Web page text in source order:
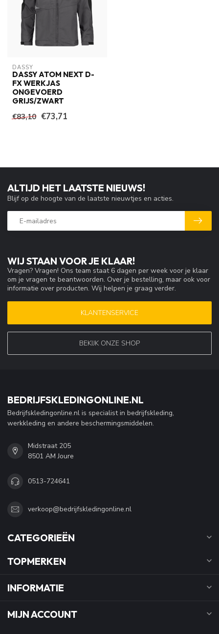
DASSY
DASSY ATOM NEXT D-
FX WERKJAS
ONGEVOERD
GRIJS/ZWART
€83,10 €73,71
WIJ STAAN VOOR JE KLAAR!
Vragen? Vragen! Ons team staat 6 dagen per week voor je klaar
om je vragen te beantwoorden. Over je bestelling, maar ook voor
informatie over producten. Wij helpen je graag verder.
KLANTENSERVICE
BEKIJK ONZE SHOP
ALTIJD HET LAATSTE NIEUWS!
Blijf op de hoogte van de laatste nieuwtjes en acties.
BEDRIJFSKLEDINGONLINE.NL
Bedrijfskledingonline.nl is specialist in bedrijfskleding,
werkkleding en andere beschermingsmiddelen.
Midstraat 205
8501 AM Joure
0513-724641
verkoop@bedrijfskledingonline.nl
CATEGORIEËN
TOPMERKEN
INFORMATIE
MIJN ACCOUNT